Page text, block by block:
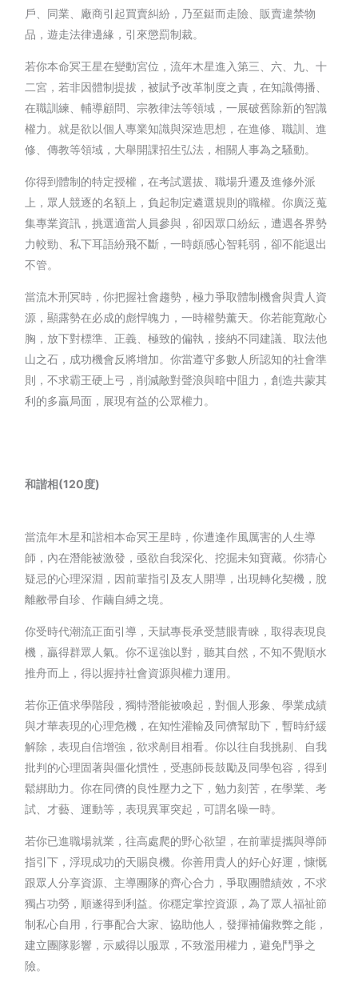
戶、同業、廠商引起買賣糾紛，乃至鋌而走險、販賣違禁物
品，遊走法律邊緣，引來懲罰制裁。
若你本命冥王星在變動宮位，流年木星進入第三、六、九、十
二宮，若非因體制提拔，被賦予改革制度之責，在知識傳播、
在職訓練、輔導顧問、宗教律法等領域，一展破舊除新的智識
權力。就是欲以個人專業知識與深造思想，在進修、職訓、進
修、傳教等領域，大舉開課招生弘法，相關人事為之騷動。
你得到體制的特定授權，在考試選拔、職場升遷及進修外派
上，眾人競逐的名額上，負起制定遴選規則的職權。你廣泛蒐
集專業資訊，挑選適當人員參與，卻因眾口紛紜，遭遇各界勢
力較勁、私下耳語紛飛不斷，一時頗感心智耗弱，卻不能退出
不管。
當流木刑冥時，你把握社會趨勢，極力爭取體制機會與貴人資
源，顯露勢在必成的彪悍魄力，一時權勢薰天。你若能寬敞心
胸，放下對標準、正義、極致的偏執，接納不同建議、取法他
山之石，成功機會反將增加。你當遵守多數人所認知的社會準
則，不求霸王硬上弓，削減敵對聲浪與暗中阻力，創造共蒙其
利的多贏局面，展現有益的公眾權力。
和諧相(120度)
當流年木星和諧相本命冥王星時，你遭逢作風厲害的人生導
師，內在潛能被激發，亟欲自我深化、挖掘未知寶藏。你猜心
疑忌的心理深淵，因前輩指引及友人開導，出現轉化契機，脫
離敝帚自珍、作繭自縛之境。
你受時代潮流正面引導，天賦專長承受慧眼青睞，取得表現良
機，贏得群眾人氣。你不逞強以對，聽其自然，不知不覺順水
推舟而上，得以握持社會資源與權力運用。
若你正值求學階段，獨特潛能被喚起，對個人形象、學業成績
與才華表現的心理危機，在知性灌輸及同儕幫助下，暫時紓緩
解除，表現自信增強，欲求剮目相看。你以往自我挑剔、自我
批判的心理固著與僵化慣性，受惠師長鼓勵及同學包容，得到
鬆綁助力。你在同儕的良性壓力之下，勉力刻苦，在學業、考
試、才藝、運動等，表現異軍突起，可謂名噪一時。
若你已進職場就業，往高處爬的野心欲望，在前輩提攜與導師
指引下，浮現成功的天賜良機。你善用貴人的好心好運，慷慨
跟眾人分享資源、主導團隊的齊心合力，爭取團體績效，不求
獨占功勞，順遂得到利益。你穩定掌控資源，為了眾人福祉節
制私心自用，行事配合大家、協助他人，發揮補偏救弊之能，
建立團隊影響，示威得以服眾，不致濫用權力，避免鬥爭之
險。